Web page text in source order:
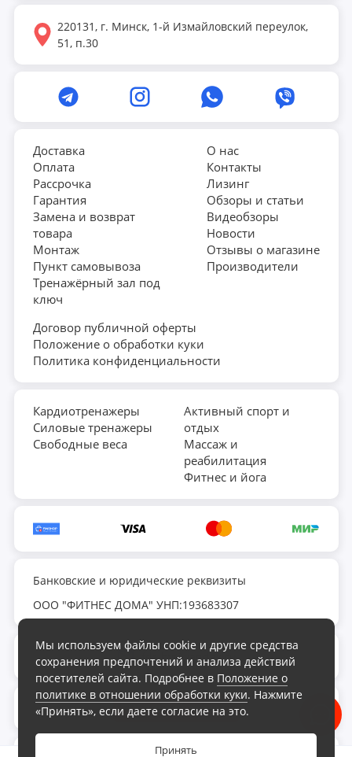
и надежность.
параметры тренировки: время, скорость, дистанцию,
или количество заданных калорий. Встроенные датчики
пульса помогают контролировать самочувствие и
поддерживать интенсивность на нужном уровне.
Современный дизайн тренажера Clear Fit Sport и
компактная конструкция идеально подойдет для
интерьера Вашего дома.
Мы используем файлы cookie и другие средства
сохранения предпочтений и анализа действий
посетителей сайта. Подробнее в Положение о
политике в отношении обработки куки. Нажмите
«Принять», если даете согласие на это.
Принять
220131, г. Минск, 1-й Измайловский переулок,
51, п.30
Доставка
Оплата
Рассрочка
Гарантия
Замена и возврат
товара
Монтаж
Пункт самовывоза
Тренажёрный зал под
ключ
О нас
Контакты
Лизинг
Обзоры и статьи
Видеобзоры
Новости
Отзывы о магазине
Производители
Договор публичной оферты
Положение о обработки куки
Политика конфиденциальности
Кардиотренажеры
Силовые тренажеры
Свободные веса
Активный спорт и
отдых
Массаж и
реабилитация
Фитнес и йога
Банковские и юридические реквизиты
ООО "ФИТНЕС ДОМА" УНП:193683307
fds.by@yandex.ru
Обратный звонок